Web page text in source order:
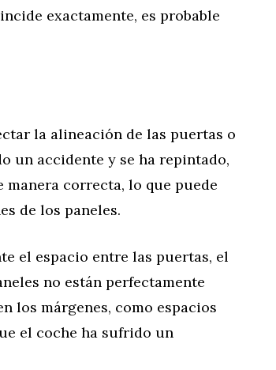
exactamente, es probable
la alineación de las puertas o
un accidente y se ha repintado,
manera correcta, lo que puede
de los paneles.
el espacio entre las puertas, el
no están perfectamente
los márgenes, como espacios
el coche ha sufrido un